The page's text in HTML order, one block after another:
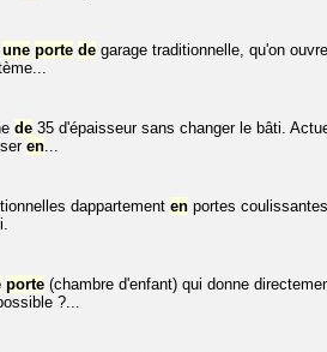
une porte de garage traditionnelle, qu'on
de 35 d'épaisseur sans changer le bâti.
en...
dappartement en portes
porte (chambre d'enfant) qui donne
?...